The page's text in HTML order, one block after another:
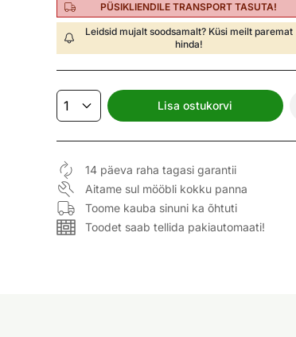
PÜSIKLIENDILE TRANSPORT TASUTA!
Leidsid mujalt soodsamalt? Küsi meilt paremat
hinda!
Lisa ostukorvi
14 päeva raha tagasi garantii
Aitame sul mööbli kokku panna
Toome kauba sinuni ka õhtuti
Toodet saab tellida pakiautomaati!